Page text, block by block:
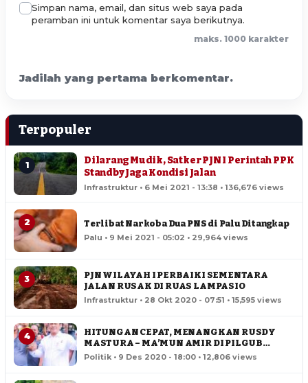
Simpan nama, email, dan situs web saya pada
peramban ini untuk komentar saya berikutnya.
maks. 1000 karakter
Jadilah yang pertama berkomentar.
Terpopuler
1
Dilarang Mudik, Satker PJN I Perintah PPK
Standby Jaga Kondisi Jalan
Infrastruktur • 6 Mei 2021 - 13:38 • 136,676 views
2 Terlibat Narkoba Dua PNS di Palu Ditangkap
Palu • 9 Mei 2021 - 05:02 • 29,964 views
3
PJN WILAYAH I PERBAIKI SEMENTARA
JALAN RUSAK DI RUAS LAMPASIO
Infrastruktur • 28 Okt 2020 - 07:51 • 15,595 views
4
HITUNGAN CEPAT, MENANGKAN RUSDY
MASTURA – MA’MUN AMIR DI PILGUB
SULTENG
Politik • 9 Des 2020 - 18:00 • 12,806 views